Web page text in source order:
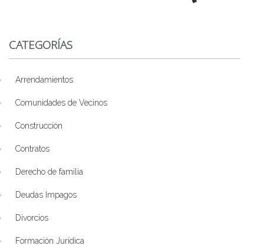
CATEGORÍAS
Arrendamientos
Comunidades de Vecinos
Construcción
Contratos
Derecho de familia
Deudas Impagos
Divorcios
Formación Jurídica